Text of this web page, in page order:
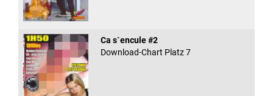
Ca s`encule #2
Download-Chart Platz 7